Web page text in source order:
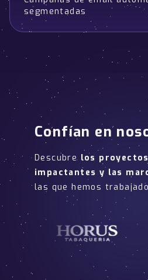
segmentadas
Confían en
Descubre los
impactantes y las
las que hemos